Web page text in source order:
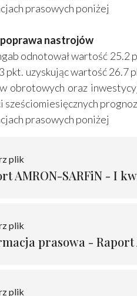
prasowych poniżej
poprawa nastrojów
odnotował wartość 25.2
pkt. uzyskując wartość
obrotowych oraz
sześciomiesięcznych
prasowych poniżej
plik
AMRON-SARFiN - I
plik
prasowa - Raport
plik